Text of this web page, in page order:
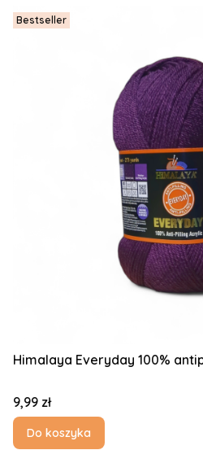
Bestseller
Himalaya Everyday 100%
Cena
9,99 zł
Do koszyka